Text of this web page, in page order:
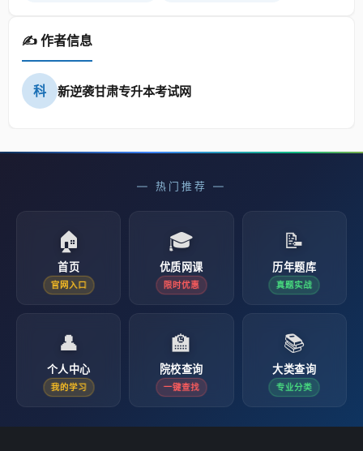
✍️ 作者信息
科 新逆袭甘肃专升本考试网
— 热门推荐 —
🏠
首页
官网入口
🎓
优质网课
限时优惠
📝
历年题库
真题实战
👤
个人中心
我的学习
🏫
院校查询
一键查找
📚
大类查询
专业分类